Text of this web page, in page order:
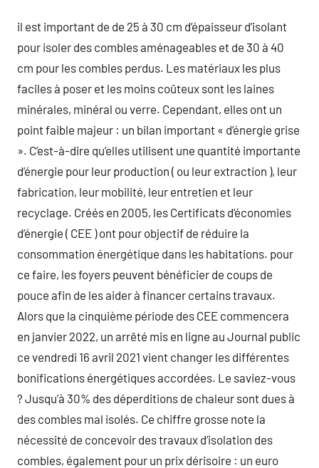
il est important de de 25 à 30 cm d’épaisseur d’isolant
pour isoler des combles aménageables et de 30 à 40
cm pour les combles perdus. Les matériaux les plus
faciles à poser et les moins coûteux sont les laines
minérales, minéral ou verre. Cependant, elles ont un
point faible majeur : un bilan important « d’énergie grise
». C’est-à-dire qu’elles utilisent une quantité importante
d’énergie pour leur production ( ou leur extraction ), leur
fabrication, leur mobilité, leur entretien et leur
recyclage. Créés en 2005, les Certificats d’économies
d’énergie ( CEE ) ont pour objectif de réduire la
consommation énergétique dans les habitations. pour
ce faire, les foyers peuvent bénéficier de coups de
pouce afin de les aider à financer certains travaux.
Alors que la cinquième période des CEE commencera
en janvier 2022, un arrêté mis en ligne au Journal public
ce vendredi 16 avril 2021 vient changer les différentes
bonifications énergétiques accordées. Le saviez-vous
? Jusqu’à 30% des déperditions de chaleur sont dues à
des combles mal isolés. Ce chiffre grosse note la
nécessité de concevoir des travaux d’isolation des
combles, également pour un prix dérisoire : un euro